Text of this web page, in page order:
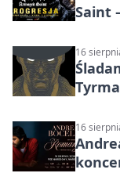
Saint
16
16